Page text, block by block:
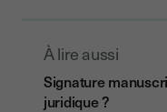
À lire aussi
Signature
juridique ?